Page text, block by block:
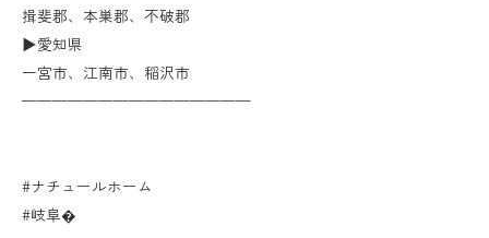
揖斐郡、本巣郡、不破郡
▶︎愛知県
一宮市、江南市、稲沢市
———————————————
#ナチュールホーム
#岐阜�